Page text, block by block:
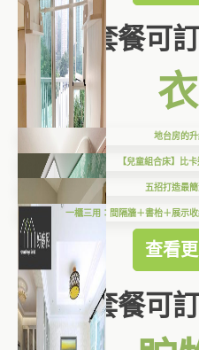
套餐可
地台房的
【兒童組合床】比
五招打造最
一櫃三用：間隔牆＋書枱＋展示
查看
套餐可